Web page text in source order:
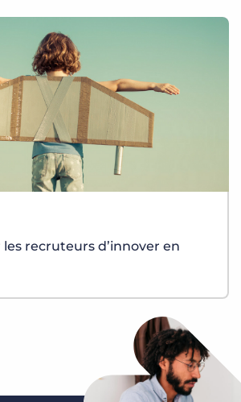
recruteurs d’innover en